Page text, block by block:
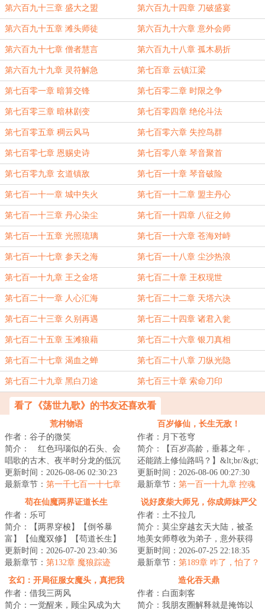
第六百九十三章 盛大之盟 第六百九十四章 刀破盛宴
第六百九十五章 滩头师徒 第六百九十六章 意外会师
第六百九十七章 僧者慧言 第六百九十八章 孤木易折
第六百九十九章 灵符解急 第七百章 云镇江梁
第七百零一章 暗算交锋 第七百零二章 时限之争
第七百零三章 暗林剧变 第七百零四章 绝伦斗法
第七百零五章 稠云风马 第七百零六章 失控鸟群
第七百零七章 恩赐史诗 第七百零八章 琴音聚首
第七百零九章 玄道镇敌 第七百一十章 琴音破险
第七百一十一章 城中失火 第七百一十二章 盟主丹心
第七百一十三章 丹心染尘 第七百一十四章 八征之帅
第七百一十五章 光照琉璃 第七百一十六章 苍海对峙
第七百一十七章 参天之海 第七百一十八章 尘沙热浪
第七百一十九章 王之金塔 第七百二十章 王权现世
第七百二十一章 人心汇海 第七百二十二章 天塔六决
第七百二十三章 久别再遇 第七百二十四章 诸君入瓮
第七百二十五章 玉滩狼藉 第七百二十六章 银刀真相
第七百二十七章 渴血之蝉 第七百二十八章 刀纵光隐
第七百二十九章 黑白刀途 第七百三十章 索命刀印
看了《荡世九歌》的书友还喜欢看
荒村物语
作者：谷子的微笑
简介： 红色玛瑙似的石头、会
唱歌的古木、夜半时分龙的低沉
的吼叫、以及阴森的密林中的鬼
怪……以及他，...
更新时间：2026-08-06 02:30:23
最新章节： 第一千七百一十七章
商铺在狂风之中被抢
百岁修仙，长生无敌！
作者：月下苍穹
简介：【百岁高龄，垂暮之年，
还能踏上修仙路吗？】&lt;br/&gt;
重生之后的林道，以为自己生活
在一个古代...
更新时间：2026-08-06 00:27:30
最新章节： 第一百一十九章 控魂
苟在仙魔两界证道长生
作者：乐可
简介：【两界穿梭】【倒爷暴
富】【仙魔双修】【苟道长生】
李鸿宇穿越修仙界，成了云海宗
的外门弟子。命不...
更新时间：2026-07-20 23:40:36
最新章节： 第132章 魔狼踪迹
说好废柴大师兄，你成师妹严父
了？
作者：土不拉几
简介：莫尘穿越玄天大陆，被圣
地美女师尊收为弟子，意外获得
了神女异闻录。&lt;br/&gt;只要收
录美女，就...
更新时间：2026-07-25 22:18:35
最新章节： 第189章 咋了，怕了？
玄幻：开局征服女魔头，真把我
当纨绔？
作者：借我三两风
简介：一觉醒来，顾尘风成为大
造化吞天鼎
作者：白面刺客
简介：我朋友圈解释就是掩饰以